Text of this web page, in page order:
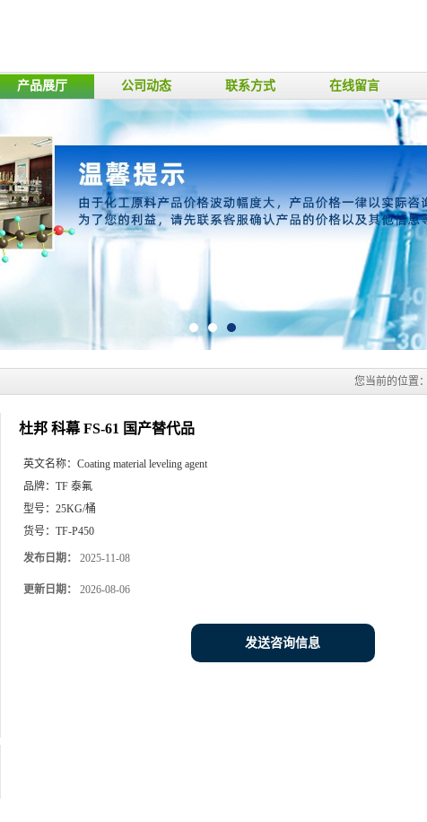
产品展厅 公司动态 联系方式 在线留言
您当前的位置：
杜邦 科幕 FS-61 国产替代品
英文名称： Coating material leveling agent
品牌： TF 泰氟
型号： 25KG/桶
货号： TF-P450
发布日期： 2025-11-08
更新日期： 2026-08-06
发送咨询信息